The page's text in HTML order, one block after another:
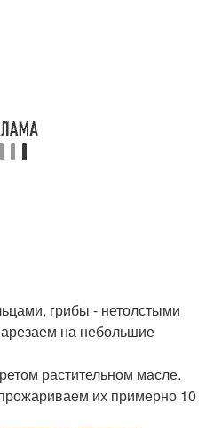
грибы - нетолстыми
на небольшие
растительном масле.
их примерно 10